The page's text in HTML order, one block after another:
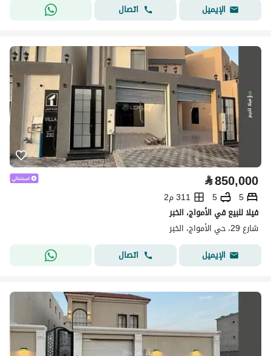
الإيميل
اتصال
⃁850,000
5
5
311 م2
فيلا للبيع في الأمواج، الخبر
شارع 29، حي الأمواج، الخبر
الإيميل
اتصال